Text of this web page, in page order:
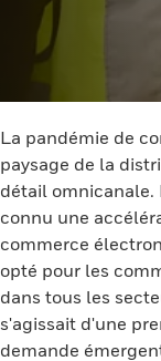
La pandémie de
paysage de la
détail
connu une
commerce
opté pour les
dans tous les
s'agissait d'une
demande